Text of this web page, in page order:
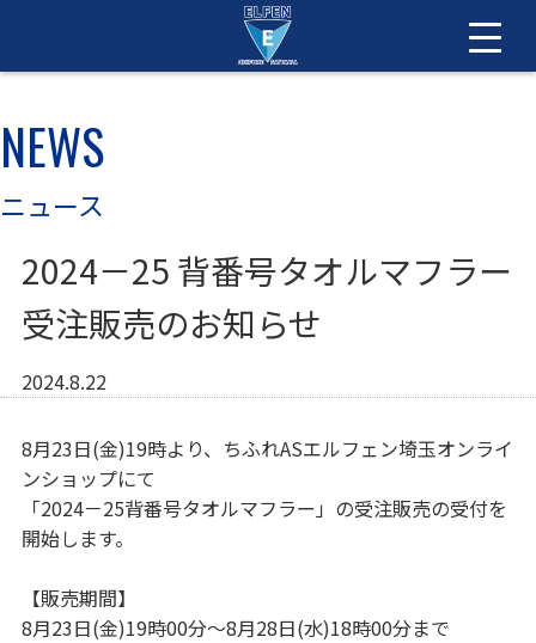
NEWS
ニュース
2024－25 背番号タオルマフラー
受注販売のお知らせ
2024.8.22
8月23日(金)19時より、ちふれASエルフェン埼玉オンライ
ンショップにて
「2024－25背番号タオルマフラー」の受注販売の受付を
開始します。
【販売期間】
8月23日(金)19時00分～8月28日(水)18時00分まで